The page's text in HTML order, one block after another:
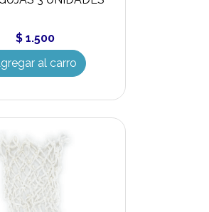
$ 1.500
al carro